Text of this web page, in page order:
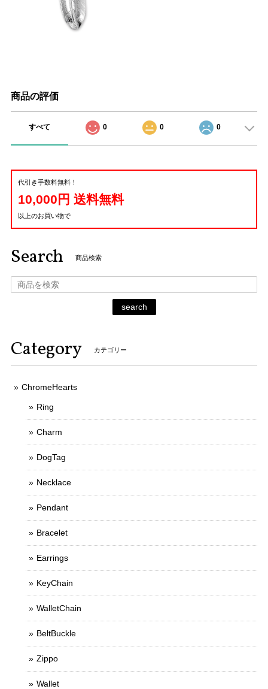
商品の評価
すべて 0 0 0
代引き手数料無料！
10,000円 送料無料
以上のお買い物で
Search 商品検索
search
Category カテゴリー
ChromeHearts
Ring
Charm
DogTag
Necklace
Pendant
Bracelet
Earrings
KeyChain
WalletChain
BeltBuckle
Zippo
Wallet